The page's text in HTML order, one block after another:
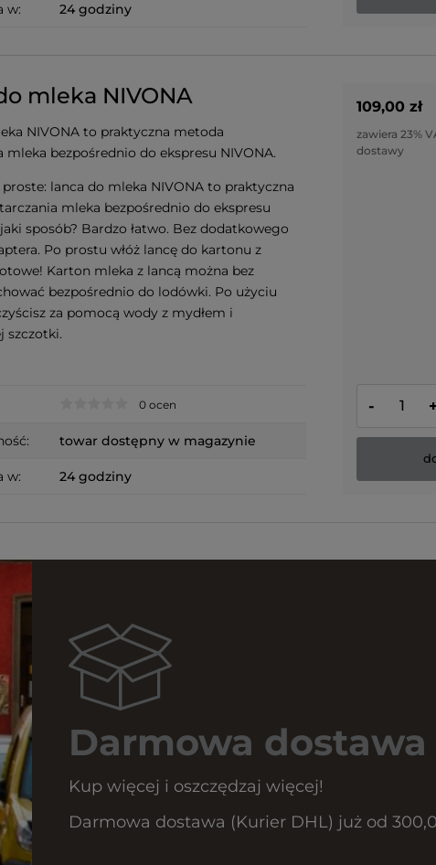
w: 24 godziny
mleka NIVONA
NIVONA to praktyczna metoda
mleka bezpośrednio do ekspresu NIVONA.
lanca do mleka NIVONA to praktyczna
mleka bezpośrednio do ekspresu
sposób? Bardzo łatwo. Bez dodatkowego
Po prostu włóż lancę do kartonu z
Karton mleka z lancą można bez
bezpośrednio do lodówki. Po użyciu
za pomocą wody z mydłem i
szczotki.
0 ocen
towar dostępny w magazynie
w: 24 godziny
109,00 zł
zawiera 23%
dostawy
- +
Darmowa dostawa
Kup więcej i oszczędzaj więcej!
Darmowa dostawa (Kurier DHL) już od